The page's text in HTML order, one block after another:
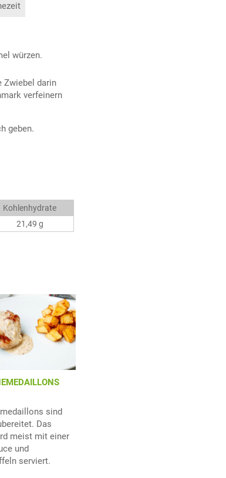
würzen.
Zwiebel darin
verfeinern
geben.
Kohlenhydrate
21,49 g
sind
Das
meist mit einer
und
serviert.